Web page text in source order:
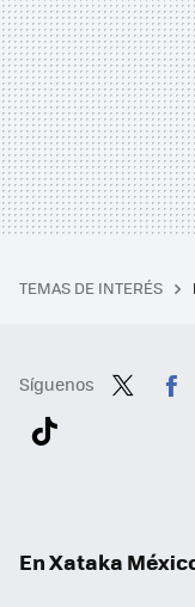
TEMAS DE INTERÉS
Síguenos
En Xataka